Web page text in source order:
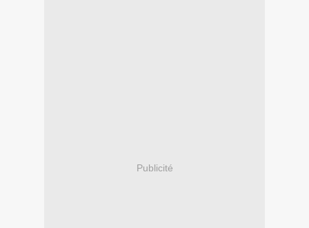
Publicité